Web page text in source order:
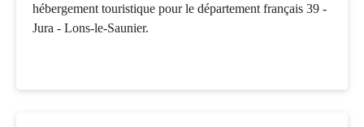
hébergement touristique pour le département français 39 -
Jura - Lons-le-Saunier.